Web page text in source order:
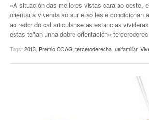
«A situación das mellores vistas cara ao oeste,
orientar a vivenda ao sur e ao leste condicionan
ao redor do cal articulanse as estancias
estas teñan unha dobre orientación»
Tags: 2013, Premio COAG, terceroderecha, unifamiliar,